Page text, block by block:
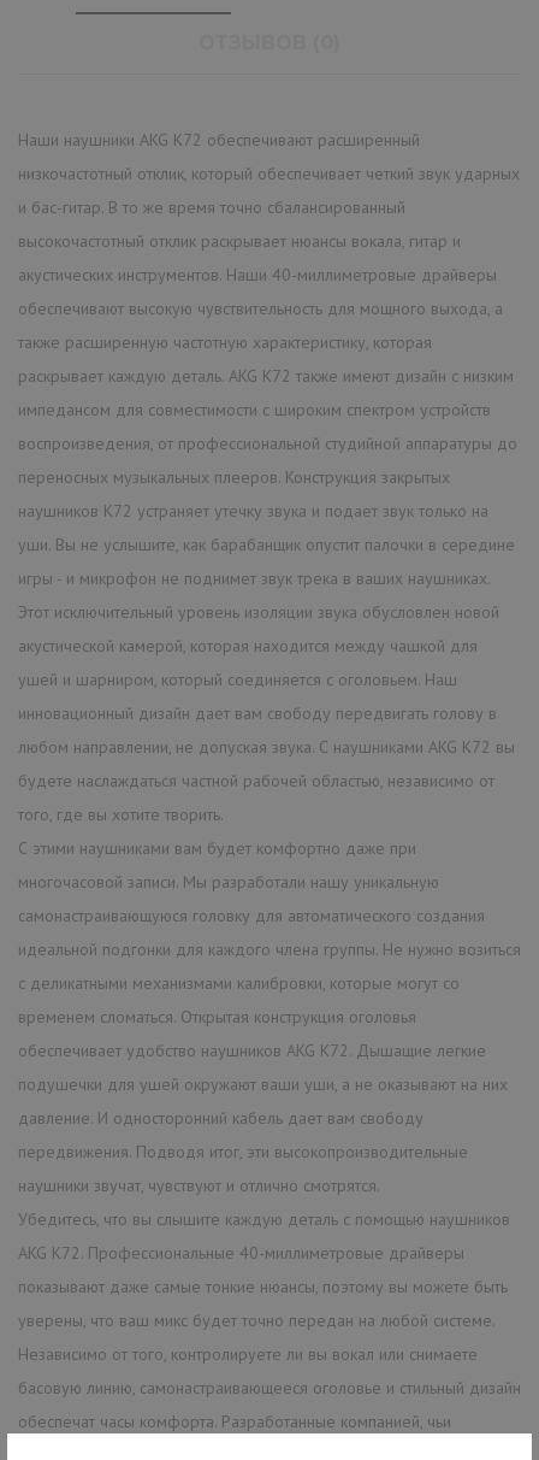
Наши наушники AKG K72 обеспечивают расширенный
низкочастотный отклик, который обеспечивает четкий звук ударных
и бас-гитар. В то же время точно сбалансированный
высокочастотный отклик раскрывает нюансы вокала, гитар и
акустических инструментов. Наши 40-миллиметровые драйверы
обеспечивают высокую чувствительность для мощного выхода, а
также расширенную частотную характеристику, которая
раскрывает каждую деталь. AKG K72 также имеют дизайн с низким
импедансом для совместимости с широким спектром устройств
воспроизведения, от профессиональной студийной аппаратуры до
переносных музыкальных плееров. Конструкция закрытых
наушников K72 устраняет утечку звука и подает звук только на
уши. Вы не услышите, как барабанщик опустит палочки в середине
игры - и микрофон не поднимет звук трека в ваших наушниках.
Этот исключительный уровень изоляции звука обусловлен новой
акустической камерой, которая находится между чашкой для
ушей и шарниром, который соединяется с оголовьем. Наш
инновационный дизайн дает вам свободу передвигать голову в
любом направлении, не допуская звука. С наушниками AKG K72 вы
будете наслаждаться частной рабочей областью, независимо от
того, где вы хотите творить.
С этими наушниками вам будет комфортно даже при
многочасовой записи. Мы разработали нашу уникальную
самонастраивающуюся головку для автоматического создания
идеальной подгонки для каждого члена группы. Не нужно возиться
с деликатными механизмами калибровки, которые могут со
временем сломаться. Открытая конструкция оголовья
обеспечивает удобство наушников AKG K72. Дышащие легкие
подушечки для ушей окружают ваши уши, а не оказывают на них
давление. И односторонний кабель дает вам свободу
передвижения. Подводя итог, эти высокопроизводительные
наушники звучат, чувствуют и отлично смотрятся.
Убедитесь, что вы слышите каждую деталь с помощью наушников
AKG K72. Профессиональные 40-миллиметровые драйверы
показывают даже самые тонкие нюансы, поэтому вы можете быть
уверены, что ваш микс будет точно передан на любой системе.
Независимо от того, контролируете ли вы вокал или снимаете
басовую линию, самонастраивающееся оголовье и стильный дизайн
обеспечат часы комфорта. Разработанные компанией, чьи